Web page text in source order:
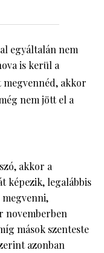
egyáltalán nem
is kerül a
megvennéd, akkor
nem jött el a
akkor a
képezik, legalábbis
novemberben
mások szenteste
azonban